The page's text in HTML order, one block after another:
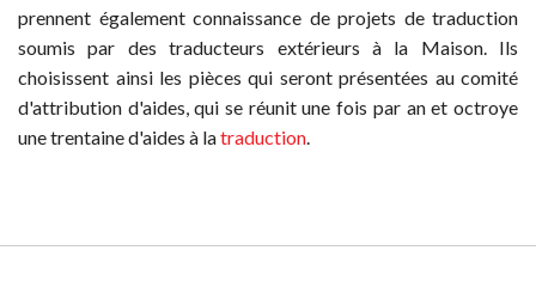
prennent également connaissance de projets de traduction
soumis par des traducteurs extérieurs à la Maison. Ils
choisissent ainsi les pièces qui seront présentées au comité
d'attribution d'aides, qui se réunit une fois par an et octroye
une trentaine d'aides à latraduction.